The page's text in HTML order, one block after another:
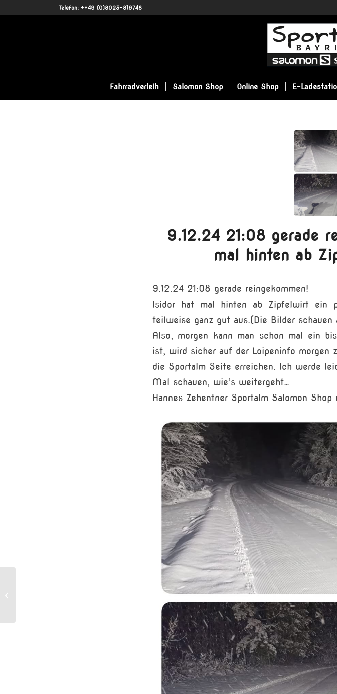
Telefon: ++49 (0)8023-819748
Fahrradverleih Salomon Shop Online Shop E-
9.12.24 21:08 gerade
mal hinten ab
9.12.24 21:08 gerade reingekommen!
Isidor hat mal hinten ab Zipfelwirt ein
teilweise ganz gut aus.(Die Bilder schauen
Also, morgen kann man schon mal ein
ist, wird sicher auf der Loipeninfo morgen
die Sportalm Seite erreichen. Ich werde
Mal schauen, wie’s weitergeht…
Hannes Zehentner Sportalm Salomon